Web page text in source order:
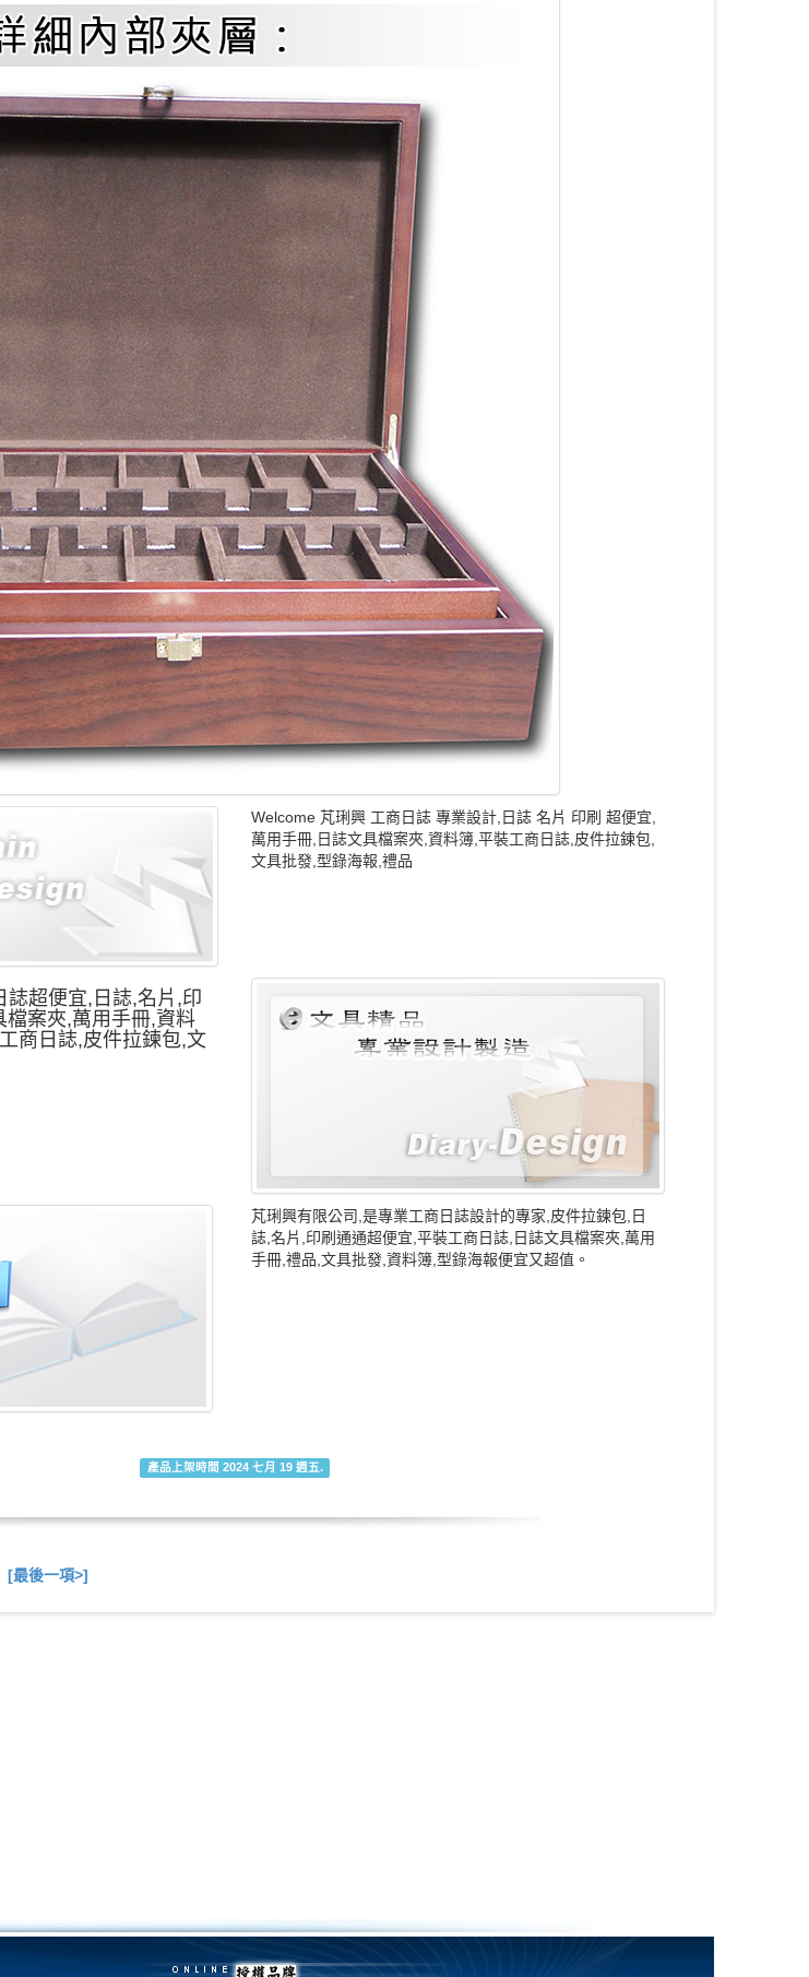
Welcome 芃琍興 工商日誌 專業設計,日誌 名片 印刷 超便宜,
萬用手冊,日誌文具檔案夾,資料簿,平裝工商日誌,皮件拉鍊包,
文具批發,型錄海報,禮品
誌超便宜,日誌,名片,印
案夾,萬用手冊,資料
商日誌,皮件拉鍊包,文
芃琍興有限公司,是專業工商日誌設計的專家,皮件拉鍊包,日
誌,名片,印刷通通超便宜,平裝工商日誌,日誌文具檔案夾,萬用
手冊,禮品,文具批發,資料簿,型錄海報便宜又超值。
產品上架時間 2024 七月 19 週五.
[最後一項>]